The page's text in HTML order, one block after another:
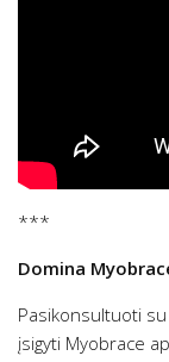
***
Domina
Pasikonsultuoti
įsigyti Myobrace